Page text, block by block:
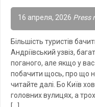
16 апреля, 2026 Press
Більшість туристів
Андріївський узвіз,
поганого, але якщо у
побачити щось, про що
читайте далі. Бо Київ
головних вулицях, а